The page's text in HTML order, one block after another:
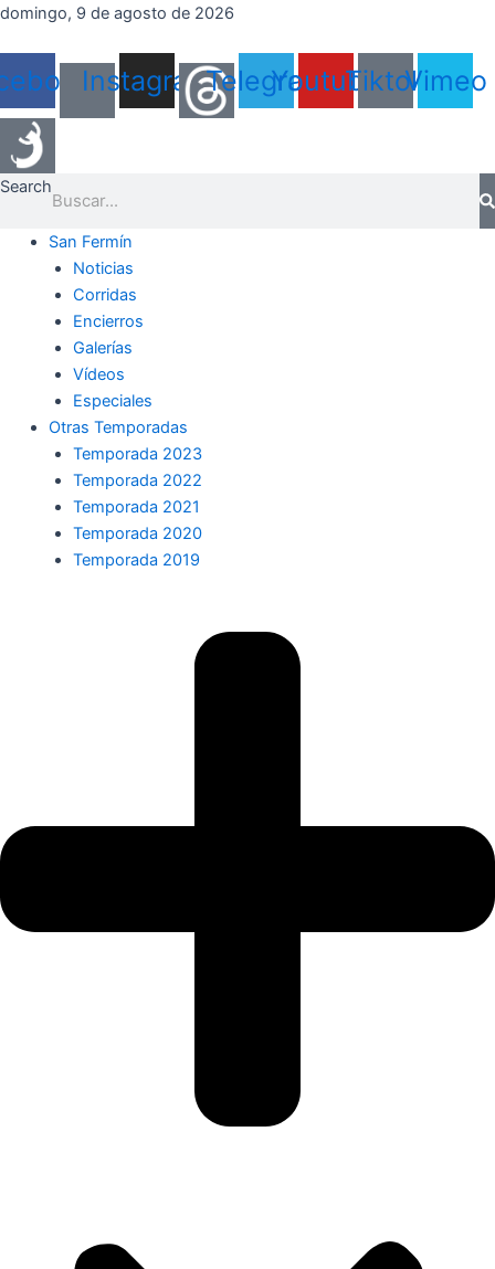
Ir
contenido
domingo, 9 de agosto de 2026
InstagramTelegramYoutubeTiktokVimeo
Search
San Fermín
Noticias
Corridas
Encierros
Galerías
Vídeos
Especiales
Otras Temporadas
Temporada 2023
Temporada 2022
Temporada 2021
Temporada 2020
Temporada 2019